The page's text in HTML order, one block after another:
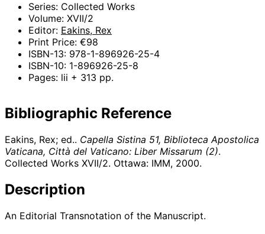
Series: Collected Works
Volume: XVII/2
Editor: Eakins, Rex
Print Price: €98
ISBN-13: 978-1-896926-25-4
ISBN-10: 1-896926-25-8
Pages: lii + 313 pp.
Bibliographic Reference
Eakins, Rex; ed.. Capella Sistina 51, Biblioteca Apostolica
Vaticana, Città del Vaticano: Liber Missarum (2).
Collected Works XVII/2. Ottawa: IMM, 2000.
Description
An Editorial Transnotation of the Manuscript.